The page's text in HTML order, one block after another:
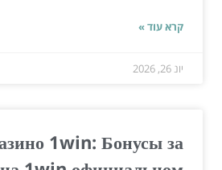
קרא עוד »
יונ 26, 2026
1win: Бонусы за